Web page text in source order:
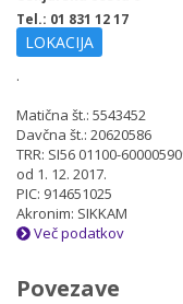
Tel.: 01 831 12 17
LOKACIJA
.
Matična št.: 5543452
Davčna št.: 20620586
TRR: SI56 01100-
od 1. 12. 2017.
PIC: 914651025
Akronim: SIKKAM
Več podatkov
Povezave